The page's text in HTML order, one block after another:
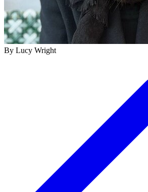
By Lucy Wright